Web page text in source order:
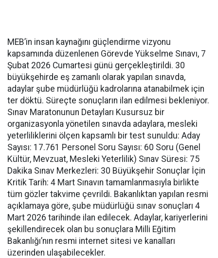
MEB’in insan kaynağını güçlendirme vizyonu
kapsamında düzenlenen Görevde Yükselme Sınavı, 7
Şubat 2026 Cumartesi günü gerçekleştirildi. 30
büyükşehirde eş zamanlı olarak yapılan sınavda,
adaylar şube müdürlüğü kadrolarına atanabilmek için
ter döktü. Süreçte sonuçların ilan edilmesi bekleniyor.
Sınav Maratonunun Detayları Kusursuz bir
organizasyonla yönetilen sınavda adaylara, mesleki
yeterliliklerini ölçen kapsamlı bir test sunuldu: Aday
Sayısı: 17.761 Personel Soru Sayısı: 60 Soru (Genel
Kültür, Mevzuat, Mesleki Yeterlilik) Sınav Süresi: 75
Dakika Sınav Merkezleri: 30 Büyükşehir Sonuçlar İçin
Kritik Tarih: 4 Mart Sınavın tamamlanmasıyla birlikte
tüm gözler takvime çevrildi. Bakanlıktan yapılan resmi
açıklamaya göre, şube müdürlüğü sınav sonuçları 4
Mart 2026 tarihinde ilan edilecek. Adaylar, kariyerlerini
şekillendirecek olan bu sonuçlara Milli Eğitim
Bakanlığı’nın resmi internet sitesi ve kanalları
üzerinden ulaşabilecekler.